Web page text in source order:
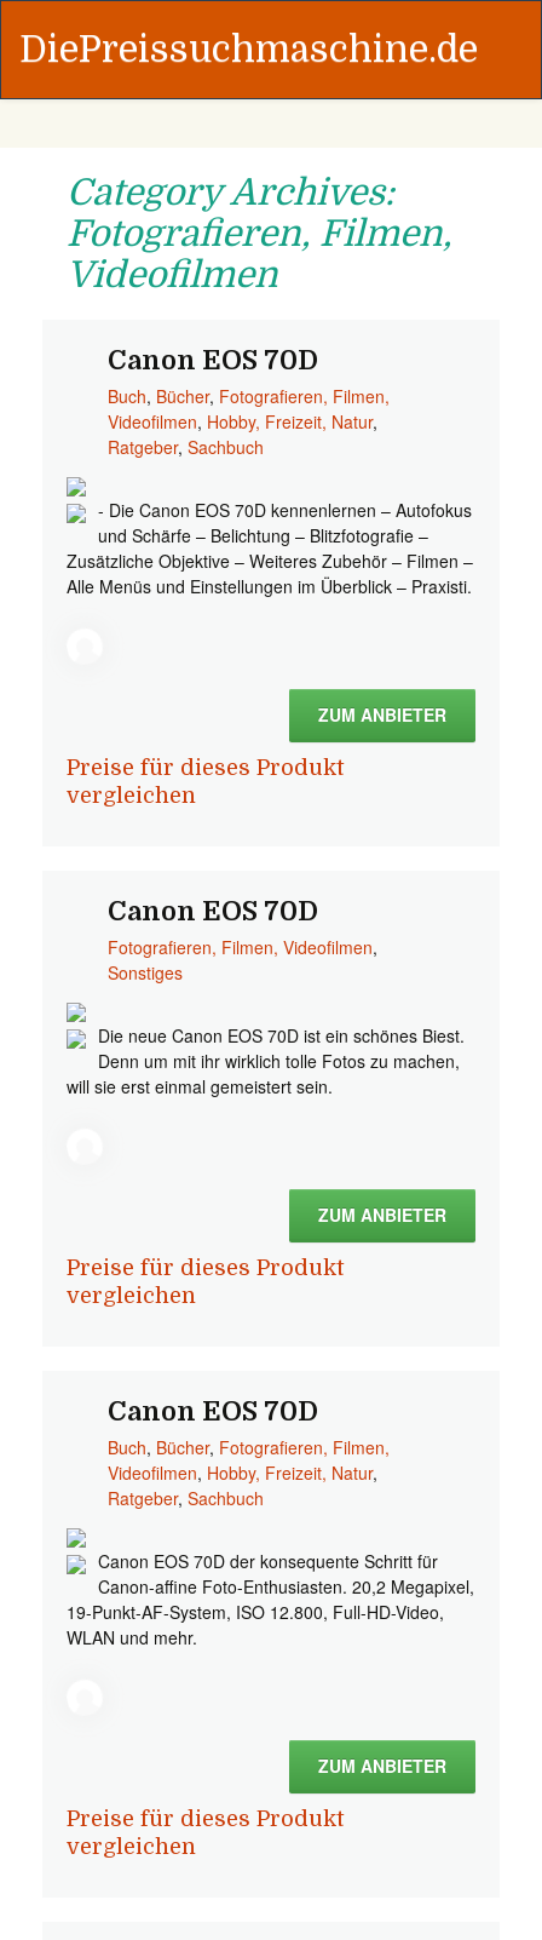
DiePreissuchmaschine.de
Category Archives:
Fotografieren, Filmen,
Videofilmen
Canon EOS 70D
Buch, Bücher, Fotografieren, Filmen,
Videofilmen, Hobby, Freizeit, Natur,
Ratgeber, Sachbuch
- Die Canon EOS 70D kennenlernen – Autofokus
und Schärfe – Belichtung – Blitzfotografie –
Zusätzliche Objektive – Weiteres Zubehör – Filmen –
Alle Menüs und Einstellungen im Überblick – Praxisti.
ZUM ANBIETER
Preise für dieses Produkt
vergleichen
Canon EOS 70D
Fotografieren, Filmen, Videofilmen,
Sonstiges
Die neue Canon EOS 70D ist ein schönes Biest.
Denn um mit ihr wirklich tolle Fotos zu machen,
will sie erst einmal gemeistert sein.
ZUM ANBIETER
Preise für dieses Produkt
vergleichen
Canon EOS 70D
Buch, Bücher, Fotografieren, Filmen,
Videofilmen, Hobby, Freizeit, Natur,
Ratgeber, Sachbuch
Canon EOS 70D der konsequente Schritt für
Canon-affine Foto-Enthusiasten. 20,2 Megapixel,
19-Punkt-AF-System, ISO 12.800, Full-HD-Video,
WLAN und mehr.
ZUM ANBIETER
Preise für dieses Produkt
vergleichen